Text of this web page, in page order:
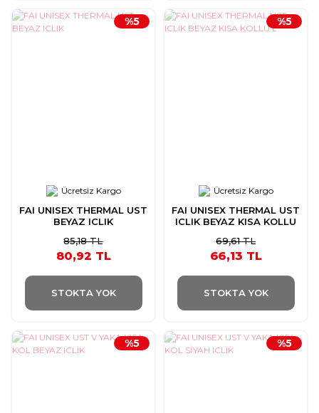
Ücretsiz Kargo
FAI UNISEX THERMAL UST
BEYAZ ICLIK
%5
85,18 TL
80,92 TL
STOKTA YOK
Ücretsiz Kargo
FAI UNISEX THERMAL UST
ICLIK BEYAZ KISA KOLLU
%5
69,61 TL
66,13 TL
STOKTA YOK
%5 %5